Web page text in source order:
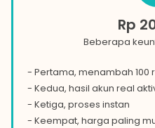
Rp
Beberapa
- Pertama, menambah 100
- Kedua, hasil akun real
- Ketiga, proses instan
- Keempat, harga paling